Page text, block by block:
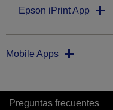
Epson iPrint App
Mobile Apps
Preguntas frecuentes